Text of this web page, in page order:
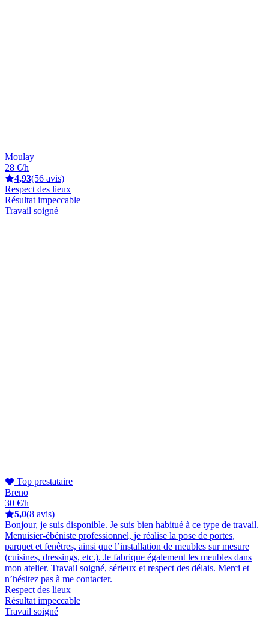
Moulay
28 €/h
4,93(56 avis)
Respect des lieux
Résultat impeccable
Travail soigné
Top prestataire
Breno
30 €/h
5,0(8 avis)
Bonjour, je suis disponible. Je suis bien habitué à ce type de travail.
Menuisier-ébéniste professionnel, je réalise la pose de portes,
parquet et fenêtres, ainsi que l’installation de meubles sur mesure
(cuisines, dressings, etc.). Je fabrique également les meubles dans
mon atelier. Travail soigné, sérieux et respect des délais. Merci et
n’hésitez pas à me contacter.
Respect des lieux
Résultat impeccable
Travail soigné